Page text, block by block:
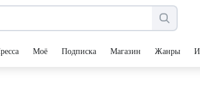
Моё Подписка Магазин Жанры